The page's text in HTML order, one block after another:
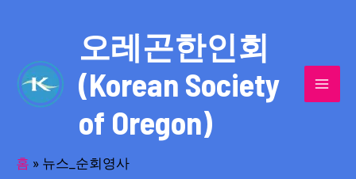
오레곤한인회
(Korean Society
of Oregon)
홈 » 뉴스_순회영사
반세기의 세월을 품고 동포사회를 섬겨온
오레곤한인회!